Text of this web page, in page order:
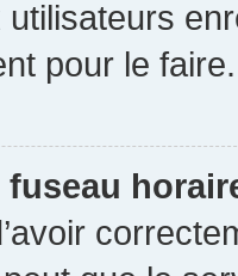
utilisateurs
pour le faire.
fuseau